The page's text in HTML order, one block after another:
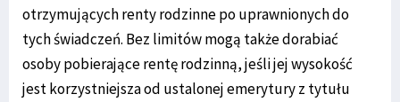
otrzymujących renty rodzinne po uprawnionych do
tych świadczeń. Bez limitów mogą także dorabiać
osoby pobierające rentę rodzinną, jeśli jej wysokość
jest korzystniejsza od ustalonej emerytury z tytułu